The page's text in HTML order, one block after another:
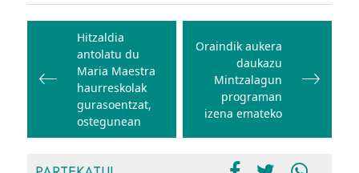
Bidalketetan
zehar
nabigatu
Hitzaldia
antolatu du
Maria Maestra
haurreskolak
gurasoentzat,
ostegunean
Oraindik aukera
daukazu
Mintzalagun
programan
izena emateko